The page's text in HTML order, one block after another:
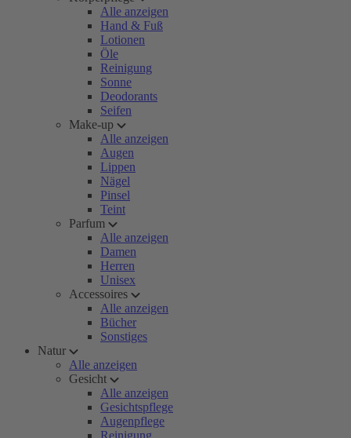
Alle anzeigen
Hand & Fuß
Lotionen
Öle
Reinigung
Sonne
Deodorants
Seifen
Make-up
Alle anzeigen
Augen
Lippen
Nägel
Pinsel
Teint
Parfum
Alle anzeigen
Damen
Herren
Unisex
Accessoires
Alle anzeigen
Bücher
Sonstiges
Natur
Alle anzeigen
Gesicht
Alle anzeigen
Gesichtspflege
Augenpflege
Reinigung